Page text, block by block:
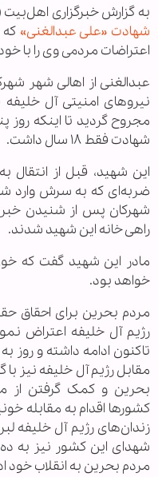
به گزارش خبرگزاری اهل‌بیت
شهادت «علی عبدالغنی»
اعتراضات مردمی وی را با
عبدالغنی از اهالی شهر
نیروهای امنیتی آل
مجروح گردید تا اینکه
شهادت فقط ۱۸ سال داشت.
این شهید، قبل از انتقال
ضربه‌ای که به سرش وارد
شهرکان پس از شنیدن خبر
راهی خانه این شهید شدند.
مادر این شهید گفت که
خواهد بود.
رژیم آل خلیفه اعتراض
تاکنون ادامه داشته و روز
مقابل رژیم آل خلیفه نیز
بحرین و کمک گرفتن از
کشور‌ها اقدام به مقابله
زندان‌های رژیم آل خلیفه
شهدای این کشور نیز به
مردم بحرین به انقلاب خود